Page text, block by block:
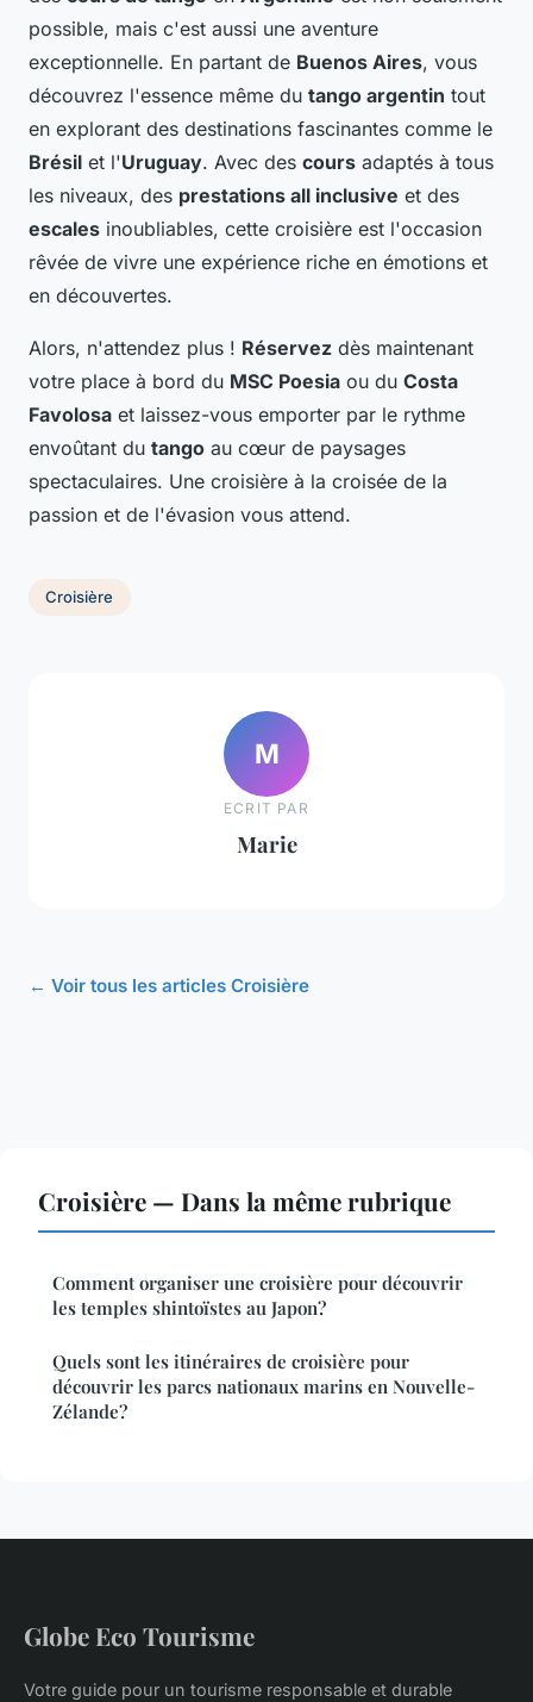
possible, mais c'est aussi une aventure
exceptionnelle. En partant de Buenos Aires, vous
découvrez l'essence même du tango argentin tout
en explorant des destinations fascinantes comme le
Brésil et l'Uruguay. Avec des cours adaptés à tous
les niveaux, des prestations all inclusive et des
escales inoubliables, cette croisière est l'occasion
rêvée de vivre une expérience riche en émotions et
en découvertes.
Alors, n'attendez plus ! Réservez dès maintenant
votre place à bord du MSC Poesia ou du Costa
Favolosa et laissez-vous emporter par le rythme
envoûtant du tango au cœur de paysages
spectaculaires. Une croisière à la croisée de la
passion et de l'évasion vous attend.
Croisière
M
ECRIT PAR
Marie
← Voir tous les articles Croisière
Croisière — Dans la même rubrique
Comment organiser une croisière pour découvrir
les temples shintoïstes au Japon?
Quels sont les itinéraires de croisière pour
découvrir les parcs nationaux marins en Nouvelle-
Zélande?
Globe Eco Tourisme
Votre guide pour un tourisme responsable et durable